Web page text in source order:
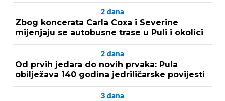
2 dana
Zbog koncerata Carla Coxa i Severine
mijenjaju se autobusne trase u Puli i okolici
2 dana
Od prvih jedara do novih prvaka: Pula
obilježava 140 godina jedriličarske povijesti
3 dana